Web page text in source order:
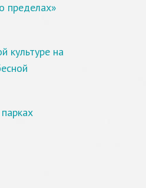
пределах»
культуре на